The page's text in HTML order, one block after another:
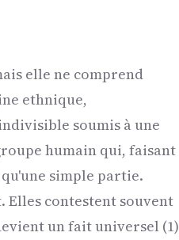
elle ne comprend
ethnique,
soumis à une
humain qui, faisant
simple partie.
contestent souvent
un fait universel (1)